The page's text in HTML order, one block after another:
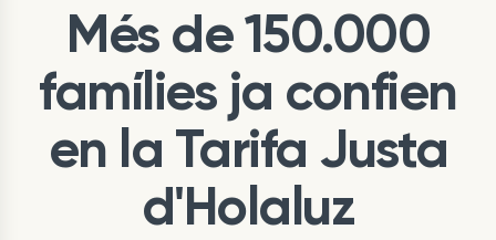
Més de 150.000
famílies ja confien
en la Tarifa Justa
d'Holaluz